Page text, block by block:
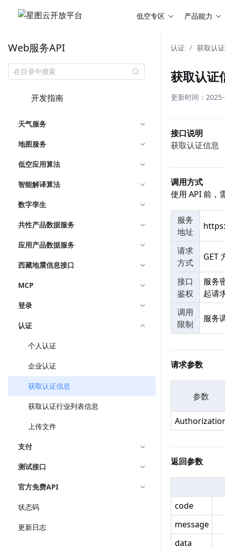
低空专区 产品能力
Web服务API
开发指南
天气服务
地图服务
低空应用算法
智能解译算法
数字孪生
共性产品数据服务
应用产品数据服务
西藏地震信息接口
MCP
登录
认证
个人认证
企业认证
获取认证信息
获取认证行业列表信息
上传文件
支付
测试接口
官方免费API
状态码
更新日志
认证 / 获取认
获取认证
更新时间：
接口说明
获取认证信息
调用方式
使用 API 前，
服务
地址
请求
方式
GET
接口
鉴权
服务
起请
调用
限制
服务
请求参数
参数
返回参数
code
message
data